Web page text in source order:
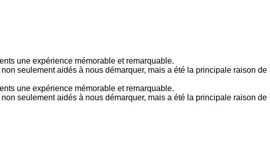
une expérience mémorable et remarquable.
seulement aidés à nous démarquer, mais a été la principale raison de
une expérience mémorable et remarquable.
seulement aidés à nous démarquer, mais a été la principale raison de